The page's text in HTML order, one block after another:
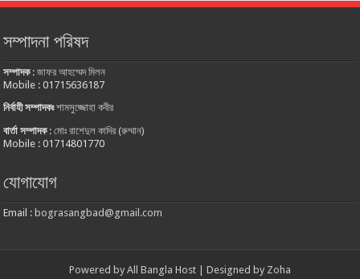
সম্পাদনা পরিষদ
সম্পাদক:জাফর আহম্মেদ মিলন
Mobile : 01715636187
নির্বাহী সম্পাদকঃশামসুজ্জোহা কবীর
বার্তা সম্পাদক:মোঃ রাশেদুল কাদির (রুম্মান)
Mobile : 01714801770
যোগাযোগ
Email : bograsangbad@gmail.com
Powered by All Bangla Host | Designed by Zoha